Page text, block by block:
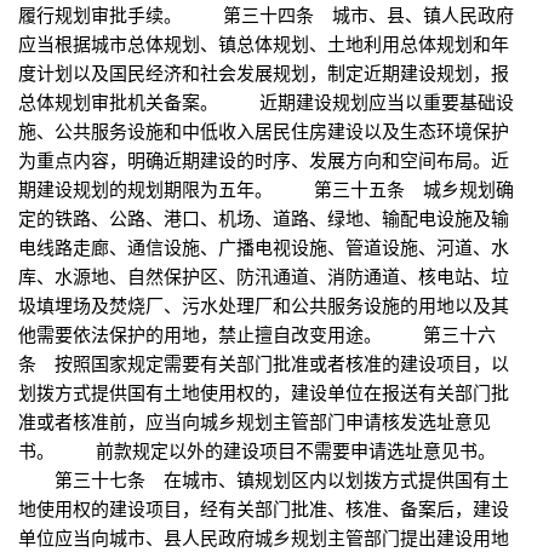
履行规划审批手续。 第三十四条 城市、县、镇人民政府
应当根据城市总体规划、镇总体规划、土地利用总体规划和年
度计划以及国民经济和社会发展规划，制定近期建设规划，报
总体规划审批机关备案。 近期建设规划应当以重要基础设
施、公共服务设施和中低收入居民住房建设以及生态环境保护
为重点内容，明确近期建设的时序、发展方向和空间布局。近
期建设规划的规划期限为五年。 第三十五条 城乡规划确
定的铁路、公路、港口、机场、道路、绿地、输配电设施及输
电线路走廊、通信设施、广播电视设施、管道设施、河道、水
库、水源地、自然保护区、防汛通道、消防通道、核电站、垃
圾填埋场及焚烧厂、污水处理厂和公共服务设施的用地以及其
他需要依法保护的用地，禁止擅自改变用途。 第三十六
条 按照国家规定需要有关部门批准或者核准的建设项目，以
划拨方式提供国有土地使用权的，建设单位在报送有关部门批
准或者核准前，应当向城乡规划主管部门申请核发选址意见
书。 前款规定以外的建设项目不需要申请选址意见书。
第三十七条 在城市、镇规划区内以划拨方式提供国有土
地使用权的建设项目，经有关部门批准、核准、备案后，建设
单位应当向城市、县人民政府城乡规划主管部门提出建设用地